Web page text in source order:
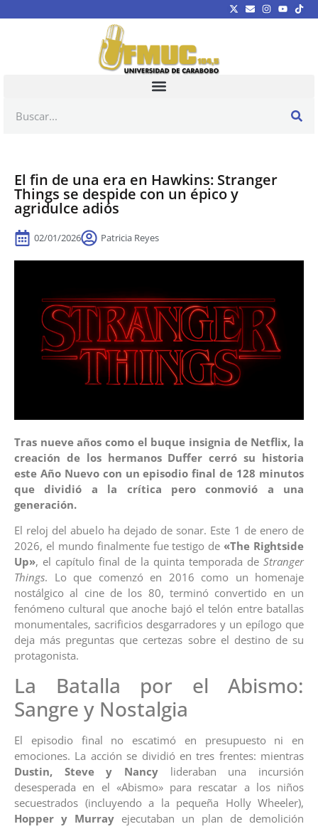
El fin de una era en Hawkins: Stranger
Things se despide con un épico y
agridulce adiós
02/01/2026 Patricia Reyes
Tras nueve años como el buque insignia de Netflix, la
creación de los hermanos Duffer cerró su historia
este Año Nuevo con un episodio final de 128 minutos
que dividió a la crítica pero conmovió a una
generación.
El reloj del abuelo ha dejado de sonar. Este 1 de enero de
2026, el mundo finalmente fue testigo de«The Rightside
Up», el capítulo final de la quinta temporada de Stranger
Things. Lo que comenzó en 2016 como un homenaje
nostálgico al cine de los 80, terminó convertido en un
fenómeno cultural que anoche bajó el telón entre batallas
monumentales, sacrificios desgarradores y un epílogo que
deja más preguntas que certezas sobre el destino de su
protagonista.
La Batalla por el Abismo:
Sangre y Nostalgia
El episodio final no escatimó en presupuesto ni en
emociones. La acción se dividió en tres frentes: mientras
Dustin, Steve y Nancy lideraban una incursión
desesperada en el «Abismo» para rescatar a los niños
secuestrados (incluyendo a la pequeña Holly Wheeler),
Hopper y Murray ejecutaban un plan de demolición